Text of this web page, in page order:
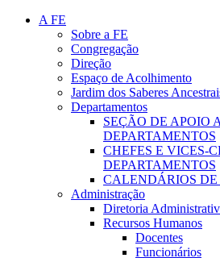
A FE
Sobre a FE
Congregação
Direção
Espaço de Acolhimento
Jardim dos Saberes
Departamentos
SEÇÃO DE APOIO
DEPARTAMENTOS
CHEFES E VICES-
DEPARTAMENTOS
CALENDÁRIOS DE
Administração
Diretoria
Recursos Humanos
Docentes
Funcionários